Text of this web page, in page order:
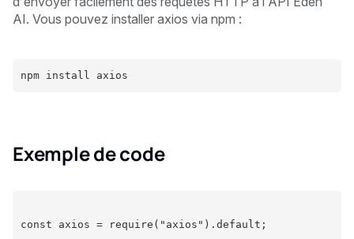
AI. Vous pouvez installer axios via npm :
npm install axios
Exemple de code
const axios = require("axios").default;